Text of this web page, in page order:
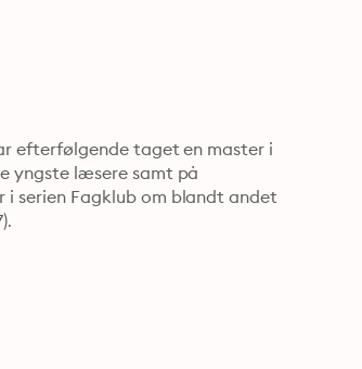
efterfølgende taget en master i
yngste læsere samt på
serien Fagklub om blandt andet